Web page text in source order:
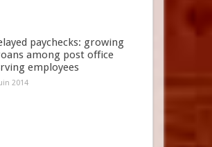
paychecks: growing
among post office
employees
2014